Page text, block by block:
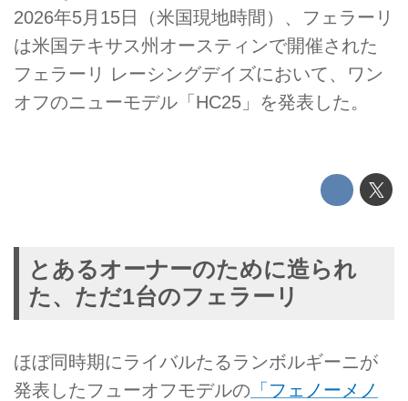
2026年5月15日（米国現地時間）、フェラーリ
は米国テキサス州オースティンで開催された
フェラーリ レーシングデイズにおいて、ワン
オフのニューモデル「HC25」を発表した。
とあるオーナーのために造られ
た、ただ1台のフェラーリ
ほぼ同時期にライバルたるランボルギーニが
発表したフューオフモデルの 「フェノーメノ